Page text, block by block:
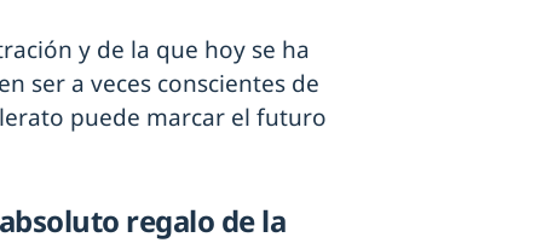
y de la que hoy se ha
ser a veces conscientes de
puede marcar el futuro
regalo de la